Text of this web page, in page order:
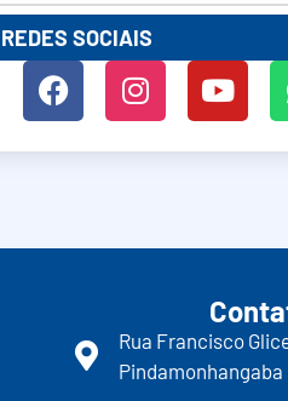
REDES SOCIAIS
Rua Francisco
Pindamonhangaba